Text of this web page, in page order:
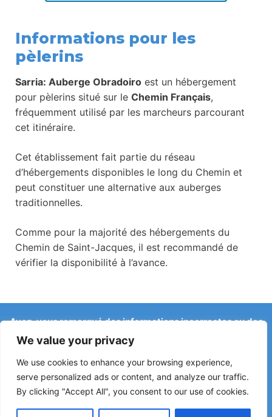
We value your privacy
We use cookies to enhance your browsing experience,
serve personalized ads or content, and analyze our traffic.
By clicking "Accept All", you consent to our use of cookies.
Informations pour les
pèlerins
Sarria: Auberge Obradoiro est un hébergement
pour pèlerins situé sur le Chemin Français,
fréquemment utilisé par les marcheurs parcourant
cet itinéraire.
Cet établissement fait partie du réseau
d’hébergements disponibles le long du Chemin et
peut constituer une alternative aux auberges
traditionnelles.
Comme pour la majorité des hébergements du
Chemin de Saint-Jacques, il est recommandé de
vérifier la disponibilité à l’avance.
Avez-vous remarqué des informations incorrectes ou des
changements récents sur le Camino ?
Les signalements concernant des auberges fermées, des
inondations, des déviations, des travaux ou d’autres
changements aident à maintenir le guide à jour.